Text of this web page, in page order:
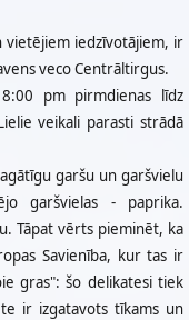
iedzīvotājiem, ir
veco Centrāltirgus.
pm pirmdienas līdz
veikali parasti strādā
garšu un garšvielu
garšvielas - paprika.
Tāpat vērts pieminēt, ka
Savienība, kur tas ir
gras": šo delikatesi tiek
ir izgatavots tīkams un